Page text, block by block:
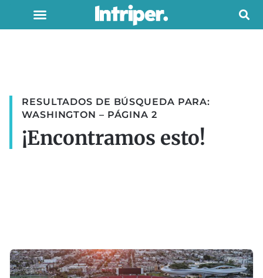
RESULTADOS DE BÚSQUEDA PARA:
WASHINGTON – PÁGINA 2
¡Encontramos esto!